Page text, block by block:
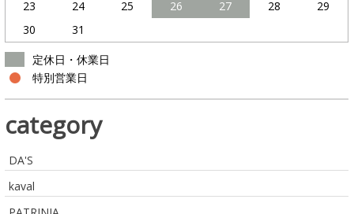
23
24 25 26 27 28
29
30
31
定休日・休業日
特別営業日
category
DA'S
kaval